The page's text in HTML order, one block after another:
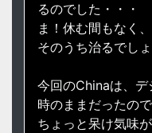
るのでした・・・
ま！休む間もなく
そのうち治るでしょ
今回のChinaは、
時のままだったので
ちょっと呆け気味